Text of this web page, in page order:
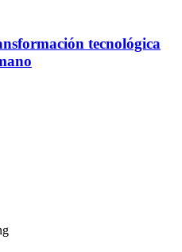
tecnológica